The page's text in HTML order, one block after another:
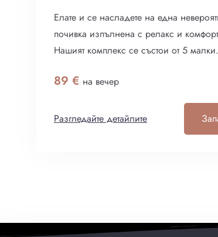
Елате и се насладете на една
почивка изпълнена с релакс и
Нашият комплекс се състои от 5 малки
Намират се на около 200 м. от дивия
Също така са и на около 200 м. от два
ресторанта които всеки ден предлагат
89 € на вечер
Разгледайте детайлите